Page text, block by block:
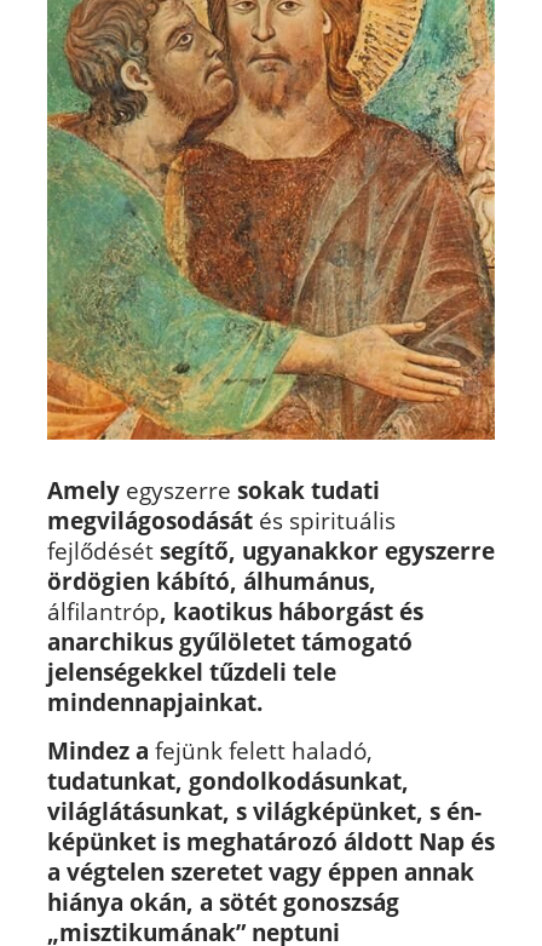
Amelyegyszerre sokak tudati
megvilágosodását és spirituális
fejlődésétsegítő, ugyanakkor egyszerre
ördögien kábító, álhumánus,
álfilantróp, kaotikus háborgást és
anarchikus gyűlöletet támogató
jelenségekkel tűzdeli tele
mindennapjainkat.
Mindez a fejünk felett haladó,
tudatunkat, gondolkodásunkat,
világlátásunkat, s világképünket, s én-
képünket is meghatározó áldott Nap és
a végtelen szeretet vagy éppen annak
hiánya okán, a sötét gonoszság
„misztikumának” neptuni